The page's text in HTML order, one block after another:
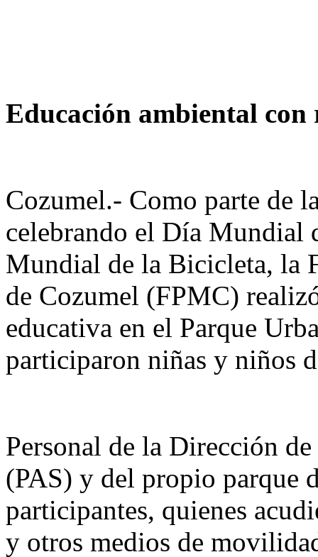
Educación ambiental
Cozumel.- Como parte de
celebrando el Día
Mundial de la Bicicleta, la
de Cozumel (FPMC)
educativa en el Parque
participaron niñas y niños
Personal de la Dirección
(PAS) y del propio parque
participantes, quienes
y otros medios de